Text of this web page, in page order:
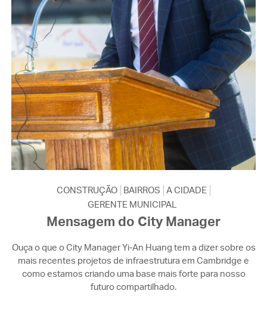
CONSTRUÇÃO BAIRROS A CIDADE
GERENTE MUNICIPAL
Mensagem do City Manager
Ouça o que o City Manager Yi-An Huang tem a dizer sobre os
mais recentes projetos de infraestrutura em Cambridge e
como estamos criando uma base mais forte para nosso
futuro compartilhado.